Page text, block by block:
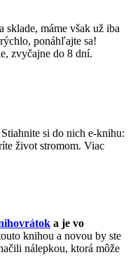
sklade, máme však už iba
ponáhľajte sa!
zvyčajne do 8 dní.
si do nich e-knihu:
život stromom. Viac
a je vo
knihou a novou by ste
nálepkou, ktorá môže